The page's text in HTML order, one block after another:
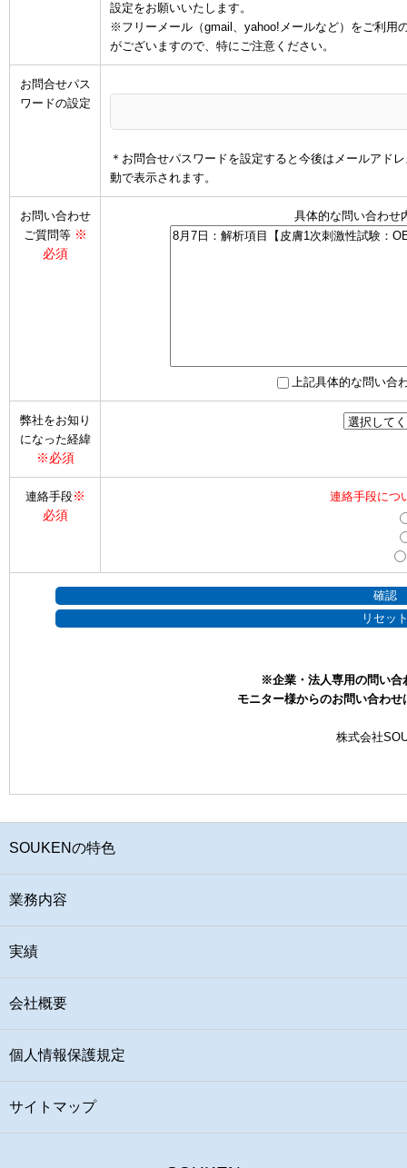
設定をお願いいたします。
※フリーメール（gmail、yahoo!メールなど）をご利用
がございますので、特にご注意ください。
お問合せパス
ワードの設定
＊お問合せパスワードを設定すると今後はメールアド
動で表示されます。
お問い合わせ
ご質問等 ※
必須
具体的な問い合わせ
上記具体的な問い合
弊社をお知り
になった経緯
※必須
連絡手段※
必須
連絡手段につ
※企業・法人専用の問い合
モニター様からのお問い合わせ
株式会社
SOUKENの特色
業務内容
実績
会社概要
個人情報保護規定
サイトマップ